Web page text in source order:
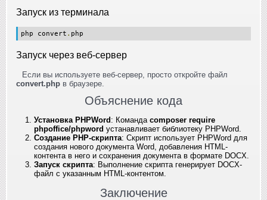
Запуск из терминала
php convert . php
Запуск через веб-сервер
Если вы используете веб-сервер, просто откройте файл
convert.php в браузере.
Объяснение кода
Установка PHPWord : Команда composer require
phpoffice/phpword устанавливает библиотеку PHPWord.
Создание PHP-скрипта: Скрипт использует PHPWord для
создания нового документа Word, добавления HTML-
контента в него и сохранения документа в формате DOCX.
Запуск скрипта: Выполнение скрипта генерирует DOCX-
файл с указанным HTML-контентом.
Заключение